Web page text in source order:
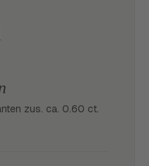
zus. ca. 0.60 ct.